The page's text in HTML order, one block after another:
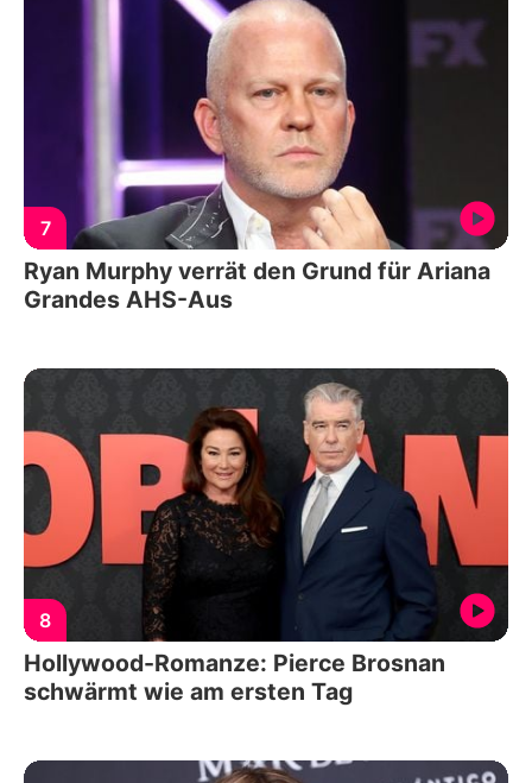
7
Ryan Murphy verrät den Grund für Ariana
Grandes AHS-Aus
8
Hollywood-Romanze: Pierce Brosnan
schwärmt wie am ersten Tag